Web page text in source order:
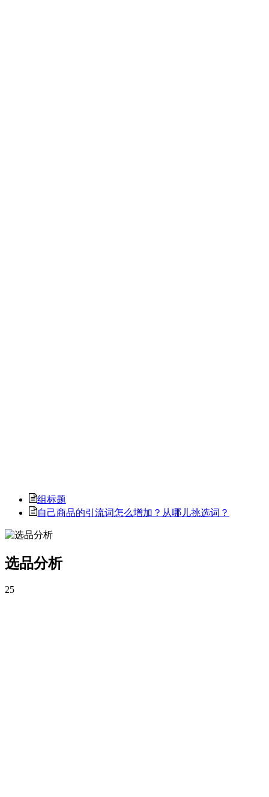
组标题
自己商品的引流词怎么增加？从哪儿挑选词？
选品分析
25